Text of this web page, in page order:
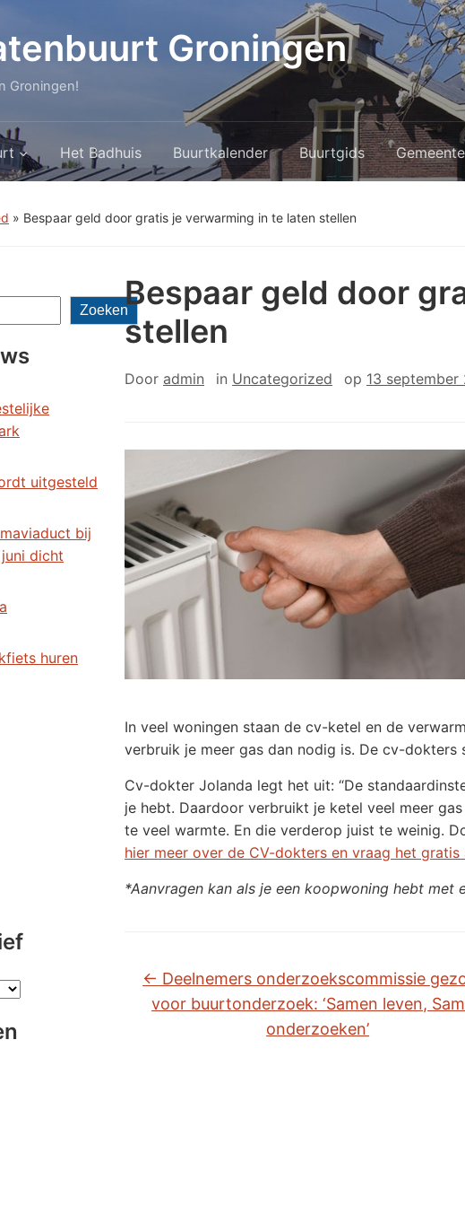
Groningen
Groningen!
Het Badhuis Buurtkalender Buurtgids Gemeente
» Bespaar geld door gratis je verwarming in te laten stellen
Zoeken
uitgesteld
bij
dicht
huren
Bespaar geld door
stellen
Door admin in Uncategorized op 13 september
In veel woningen staan de cv-ketel en de
verbruik je meer gas dan nodig is. De cv-dokters
Cv-dokter Jolanda legt het uit: “De
je hebt. Daardoor verbruikt je ketel veel meer
te veel warmte. En die verderop juist te weinig.
hier meer over de CV-dokters en vraag het gratis
*Aanvragen kan als je een koopwoning hebt met
← Deelnemers onderzoekscommissie
voor buurtonderzoek: ‘Samen leven,
onderzoeken’